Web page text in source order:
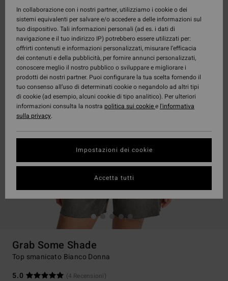
Grab Some Shade
Top smanicato Bianco Donna
5.0
(4 Recensioni)
In collaborazione con i nostri partner, utilizziamo i cookie o dei
sistemi equivalenti per salvare e/o accedere a delle informazioni sul
tuo dispositivo. Tali informazioni personali (ad es. i dati di
navigazione e il tuo indirizzo IP) potrebbero essere utilizzati per:
offrirti contenuti e informazioni personalizzati, misurare l’efficacia
dei contenuti e della pubblicità, per fornire annunci personalizzati,
conoscere meglio il nostro pubblico o sviluppare e migliorare i
prodotti dei nostri partner. Puoi configurare la tua scelta fornendo il
tuo consenso all’uso di determinati cookie o negandolo ad altri tipi
di cookie (ad esempio, alcuni cookie di tipo analitico). Per ulteriori
informazioni consulta la nostra politica sui cookiee l'informativa
sulla privacy.
Impostazioni dei cookie
Accetta tutti